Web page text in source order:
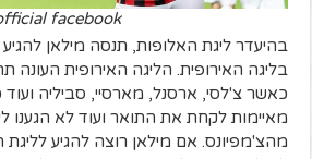
facebook
בהיעדר ליגת האלופות, תנסה מילאן
בליגה האירופית. הליגה האירופית העונה
כאשר צ'לסי, ארסנל, מארסיי, סביליה ועוד
מאיימות לקחת את התואר ועוד לא הגענו
מהצ'מפיונס. אם מילאן רוצה להגיע לליגת